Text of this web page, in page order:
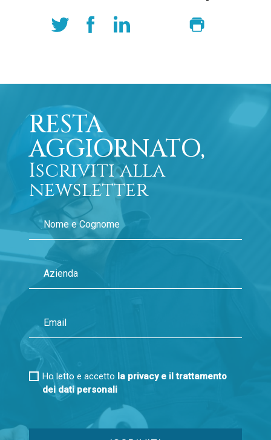
RESTA
AGGIORNATO,
Iscriviti alla
newsletter
Ho letto e accetto la privacy e il trattamento
dei dati personali